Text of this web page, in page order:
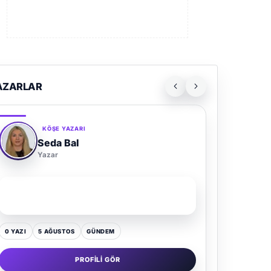
KÖŞE YAZARI
Seda Bal
Yazar
0 YAZI 5 AĞUSTOS GÜNDEM
PROFILI GÖR